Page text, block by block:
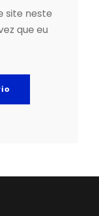
site neste
que eu